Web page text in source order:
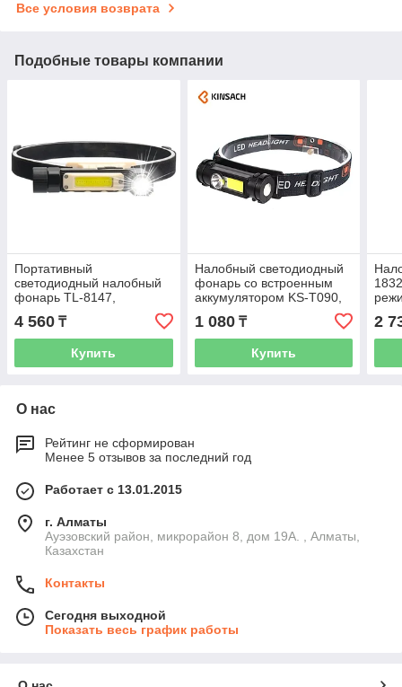
Все условия возврата
Подобные товары компании
Портативный
светодиодный налобный
фонарь TL-8147,
магнитный, вращающийся
на 360 градусов, USB
перезаряжаемы
4 560 ₸
Купить
Налобный светодиодный
фонарь со встроенным
аккумулятором KS-T090,
1 080₸
Купить
2
О нас
Рейтинг не сформирован
Менее 5 отзывов за последний год
Работает с 13.01.2015
г. Алматы
Ауэзовский район, микрорайон 8, дом 19А. , Алматы,
Казахстан
Контакты
Сегодня выходной
Показать весь график работы